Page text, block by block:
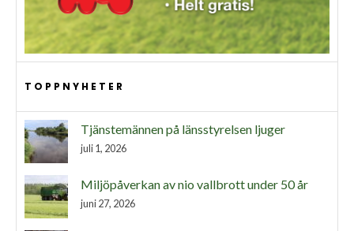
TOPPNYHETER
Tjänstemännen på länsstyrelsen ljuger
juli 1, 2026
Miljöpåverkan av nio vallbrott under 50 år
juni 27, 2026